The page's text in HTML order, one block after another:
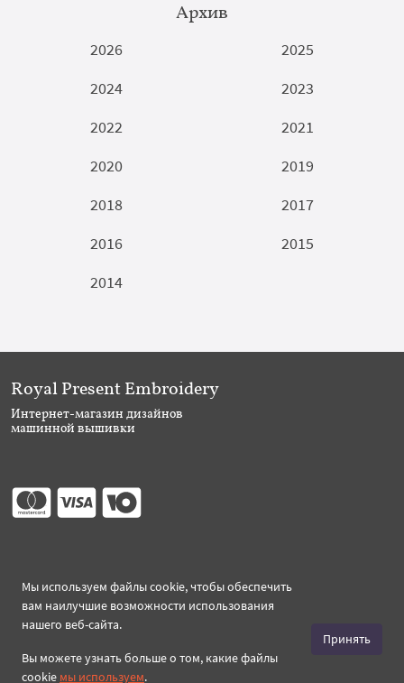
Архив
2026
2025
2024
2023
2022
2021
2020
2019
2018
2017
2016
2015
2014
Мы используем файлы cookie, чтобы обеспечить
вам наилучшие возможности использования
нашего веб-сайта.
Вы можете узнать больше о том, какие файлы
cookie мы используем.
Принять
Royal Present Embroidery
Интернет-магазин дизайнов
машинной вышивки
Создано 2026 Royal-Present.ru ©